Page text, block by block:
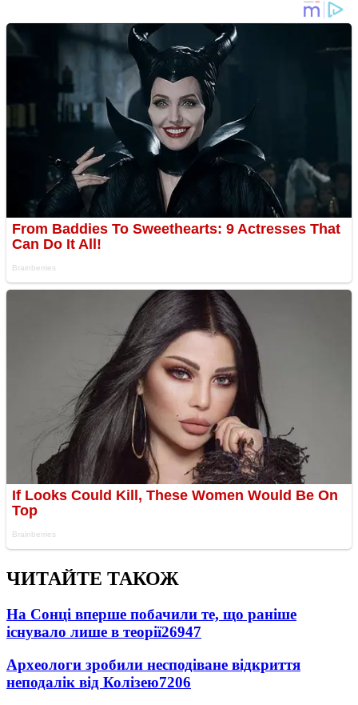
ЧИТАЙТЕ ТАКОЖ
На Сонці вперше побачили те, що раніше
існувало лише в теорії26947
Археологи зробили несподіване відкриття
неподалік від Колізею7206